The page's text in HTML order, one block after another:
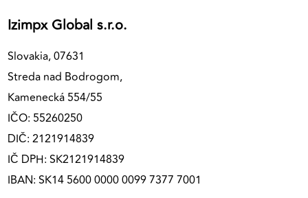
Izimpx Global s.r.o.
Slovakia, 07631
Streda nad Bodrogom,
Kamenecká 554/55
IČO: 55260250
DIČ: 2121914839
IČ DPH: SK2121914839
IBAN: SK14 5600 0000 0099 7377 7001